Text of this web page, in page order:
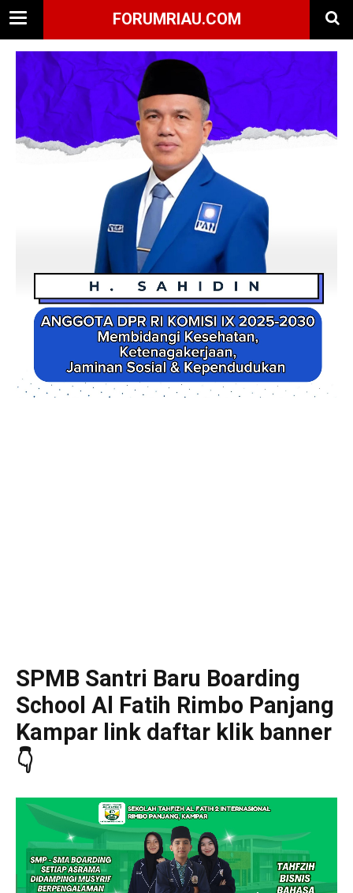
FORUMRIAU.COM
SPMB Santri Baru Boarding
School Al Fatih Rimbo Panjang
Kampar link daftar klik banner
👇